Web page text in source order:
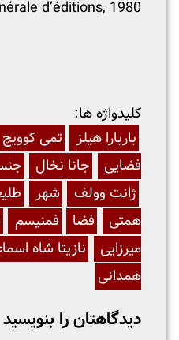
d’éditions, 1980
:کلیدواژه ها
باربارا هیلز
تمی کوویچ
فضایی
جانا نخال
ژانت وولف
شهر
همتی
فضا فمنیسم
میرزایی
نازیتا شاه
همدانی
دیدگاهتان را بنویسید